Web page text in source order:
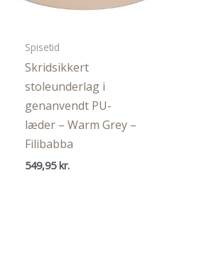
Spisetid
Skridsikkert
stoleunderlag i
genanvendt PU-
læder – Warm Grey –
Filibabba
549,95kr.